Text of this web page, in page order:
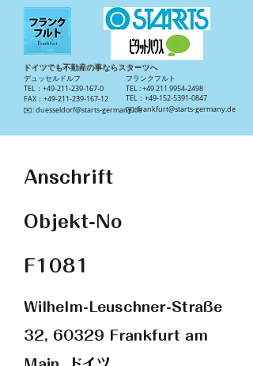
ドイツでも不動産の事ならスターツへ
​フランクフルト
TEL :+49 211 9954-2498
TEL：+49-152-5391-0847
​✉️:frankfurt@starts-germany.de
​デュッセルドルフ
TEL：+49-211-239-167-0
FAX：+49-211-239-167-12
​✉️:duesseldorf@starts-germany.de
Anschrift
Objekt-No
F1081
Wilhelm-Leuschner-Straße
32, 60329 Frankfurt am